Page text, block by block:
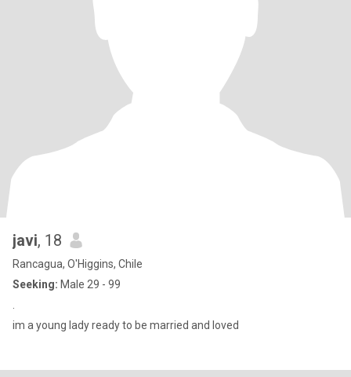
javi, 18
Rancagua, O'Higgins, Chile
Seeking: Male 29 - 99
im a young lady ready to be married and loved